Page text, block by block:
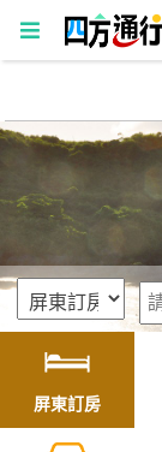
四
方
行
房
灣
訂
房
屏東訂房